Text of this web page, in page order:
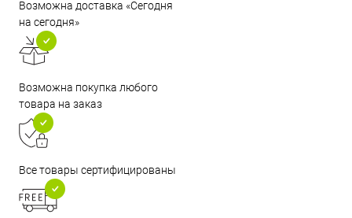
Возможна доставка «Сегодня
на сегодня»
Возможна покупка любого
товара на заказ
Все товары сертифицированы